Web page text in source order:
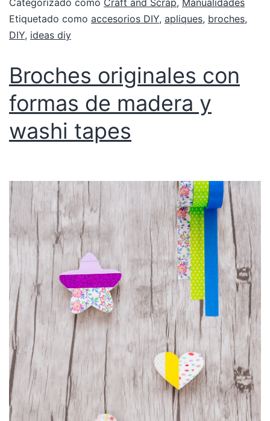
Etiquetado como accesorios DIY, apliques, broches,
DIY, ideas diy
Broches originales con
formas de madera y
washi tapes